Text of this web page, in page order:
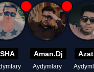
SHA Aman.Dj
Aydymlary